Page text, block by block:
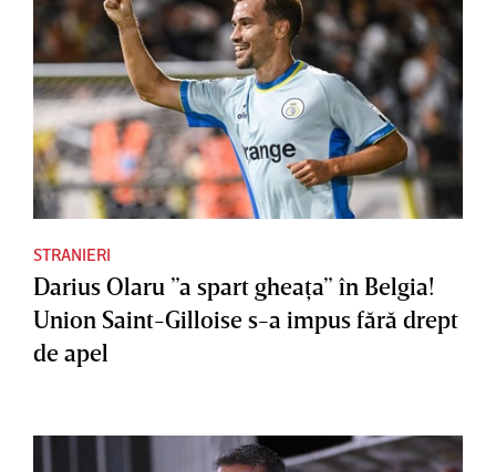
STRANIERI
Darius Olaru ”a spart gheaţa” în Belgia!
Union Saint-Gilloise s-a impus fără drept
de apel